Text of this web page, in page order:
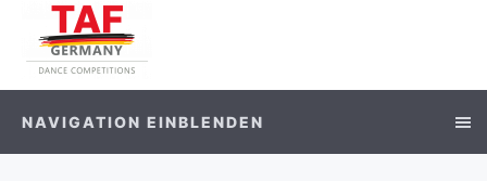
NAVIGATION EINBLENDEN